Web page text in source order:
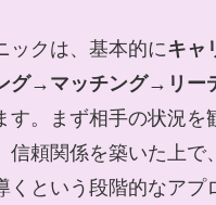
ックは、基本的にキャ
グ→マッチング→リー
す。まず相手の状況を
信頼関係を築いた上で
くという段階的なアプ